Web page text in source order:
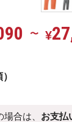
〜 ¥
場合は、 お支払